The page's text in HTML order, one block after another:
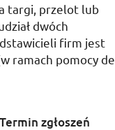
targi, przelot lub
dwóch
firm jest
ramach pomocy de
Termin zgłoszeń